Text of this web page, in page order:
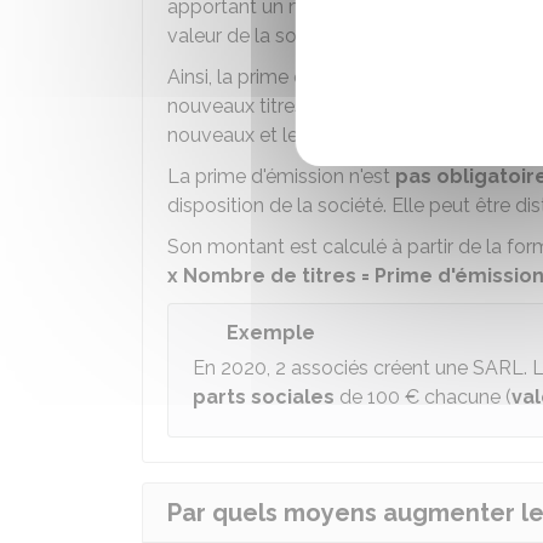
apportant un montant similaire à ce qui
valeur de la société a évolué.
Ainsi, la prime d'émission permet de tenir
nouveaux titres sociaux sont émis. Elle
nouveaux et les plus anciens associés
La prime d'émission n'est pas
disposition de la société. Elle peut être
Son montant est calculé à partir de la
x Nombre de titres = Prime d'émission
Exemple
En 2020, 2 associés créent une SARL.
parts sociales de 100 € chacune (
Par quels moyens augmenter